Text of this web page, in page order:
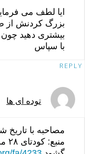
ایا لطف می
بزرگ کردنش از
بیشتری دهید
با سپاس
REPLY
توده ای ها
مصاحبه با تاریخ